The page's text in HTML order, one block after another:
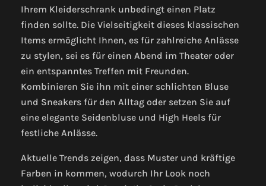
Ihrem Kleiderschrank unbedingt einen Platz
finden sollte. Die Vielseitigkeit dieses klassischen
Items ermöglicht Ihnen, es für zahlreiche Anlässe
zu stylen, sei es für einen Abend im Theater oder
ein entspanntes Treffen mit Freunden.
Kombinieren Sie ihn mit einer schlichten Bluse
und Sneakers für den Alltag oder setzen Sie auf
eine elegante Seidenbluse und High Heels für
festliche Anlässe.
Aktuelle Trends zeigen, dass Muster und kräftige
Farben in kommen, wodurch Ihr Look noch